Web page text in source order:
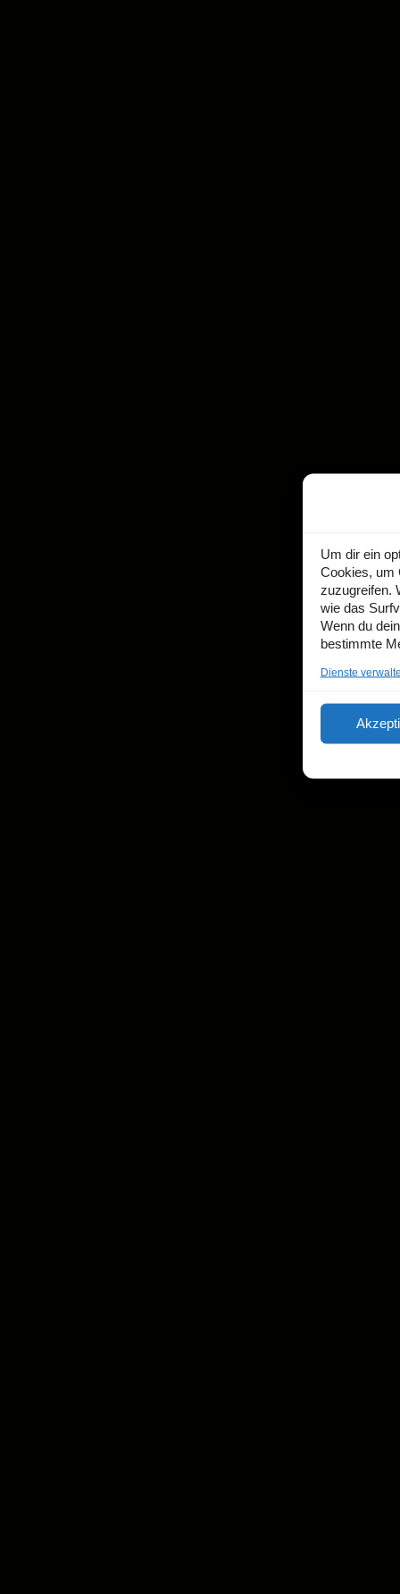
Um dir ein
Cookies, um
zuzugreifen.
wie das
Wenn du
bestimmte
Dienste